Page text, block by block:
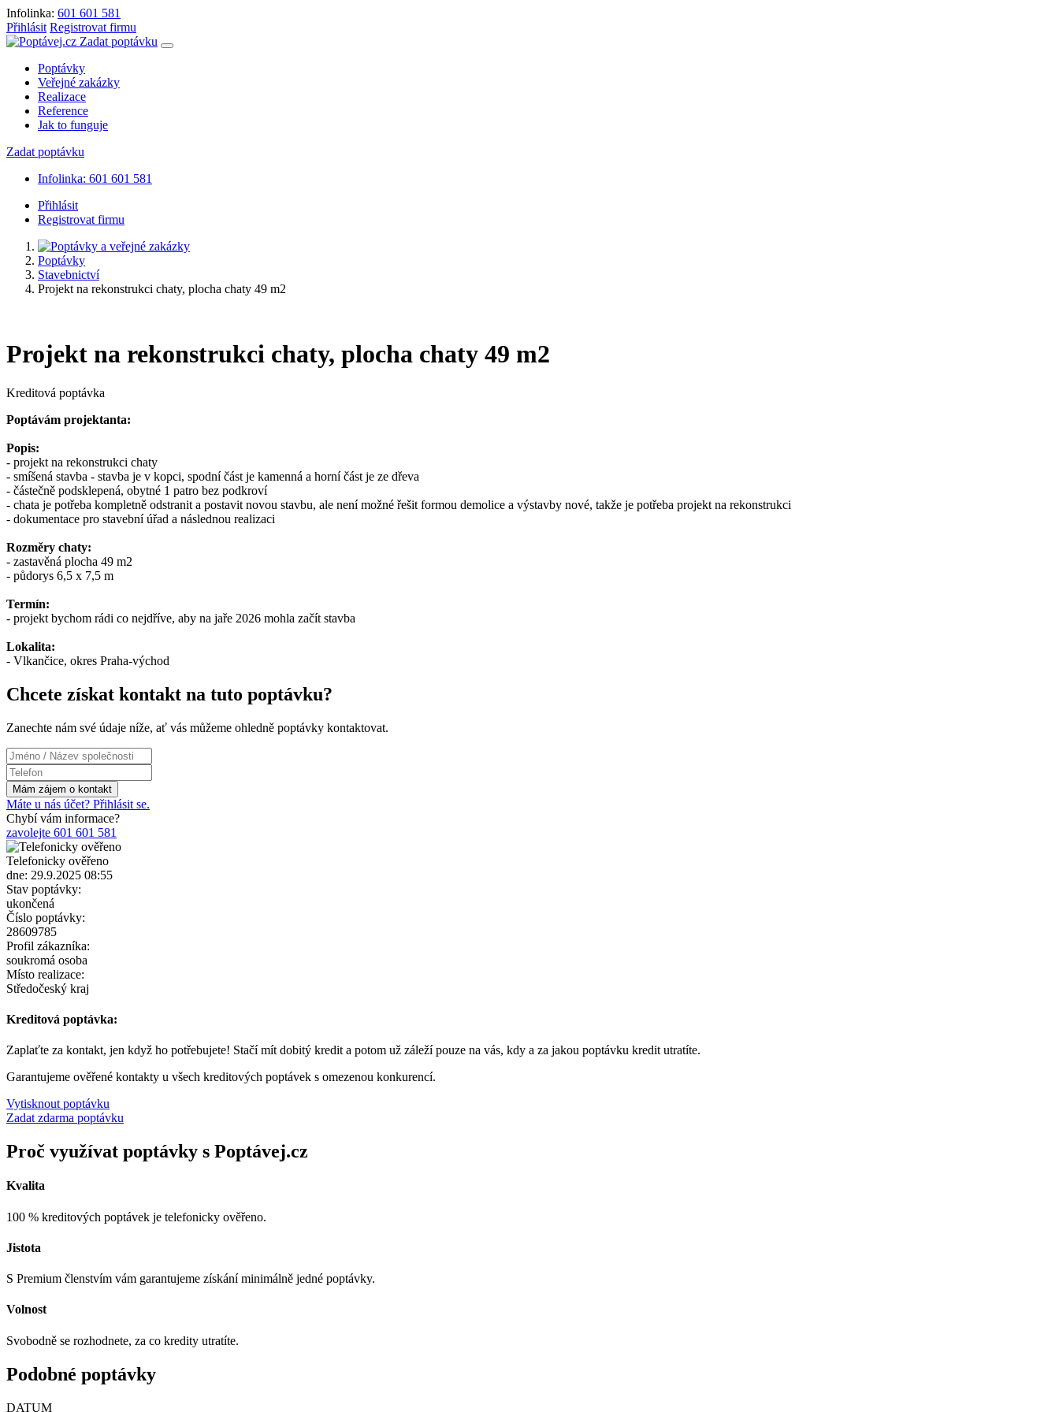
Infolinka: 601 601 581
Přihlásit Registrovat firmu
Zadat poptávku
Poptávky
Veřejné zakázky
Realizace
Reference
Jak to funguje
Zadat poptávku
Infolinka: 601 601 581
Přihlásit
Registrovat firmu
Poptávky
Stavebnictví
Projekt na rekonstrukci chaty, plocha chaty 49 m2
Projekt na rekonstrukci chaty, plocha chaty 49 m2
Kreditová poptávka
Poptávám projektanta:
Popis:
- projekt na rekonstrukci chaty
- smíšená stavba - stavba je v kopci, spodní část je kamenná a horní část je ze dřeva
- částečně podsklepená, obytné 1 patro bez podkroví
- chata je potřeba kompletně odstranit a postavit novou stavbu, ale není možné řešit formou demolice a výstavby nové, takže je potřeba projekt na rekonstrukci
- dokumentace pro stavební úřad a následnou realizaci
Rozměry chaty:
- zastavěná plocha 49 m2
- půdorys 6,5 x 7,5 m
Termín:
- projekt bychom rádi co nejdříve, aby na jaře 2026 mohla začít stavba
Lokalita:
- Vlkančice, okres Praha-východ
Chcete získat kontakt na tuto poptávku?
Zanechte nám své údaje níže, ať vás můžeme ohledně poptávky kontaktovat.
Máte u nás účet? Přihlásit se.
Chybí vám informace?
zavolejte 601 601 581
Telefonicky ověřeno
dne: 29.9.2025 08:55
Stav poptávky:
ukončená
Číslo poptávky:
28609785
Profil zákazníka:
soukromá osoba
Místo realizace:
Středočeský kraj
Kreditová poptávka:
Zaplaťte za kontakt, jen když ho potřebujete! Stačí mít dobitý kredit a potom už záleží pouze na vás, kdy a za jakou poptávku kredit utratíte.
Garantujeme ověřené kontakty u všech kreditových poptávek s omezenou konkurencí.
Vytisknout poptávku
Zadat zdarma poptávku
Proč využívat poptávky s Poptávej.cz
Kvalita
100 % kreditových poptávek je telefonicky ověřeno.
Jistota
S Premium členstvím vám garantujeme získání minimálně jedné poptávky.
Volnost
Svobodně se rozhodnete, za co kredity utratíte.
Podobné poptávky
DATUM